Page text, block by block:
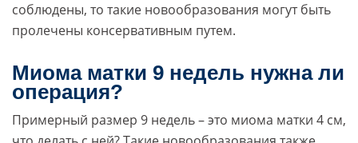
соблюдены, то такие новообразования могут быть
пролечены консервативным путем.
Миома матки 9 недель нужна ли
операция?
Примерный размер 9 недель – это миома матки 4 см,